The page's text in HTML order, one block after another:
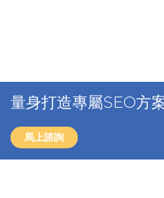
量身打造專屬SEO方
馬上諮詢